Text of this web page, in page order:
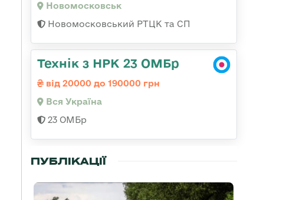
Новомосковськ
Новомосковський РТЦК та СП
Технік з НРК 23 ОМБр
від 20000 до 190000 грн
Вся Україна
23 ОМБр
ПУБЛІКАЦІЇ